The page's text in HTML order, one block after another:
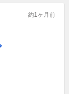
約1ヶ月前